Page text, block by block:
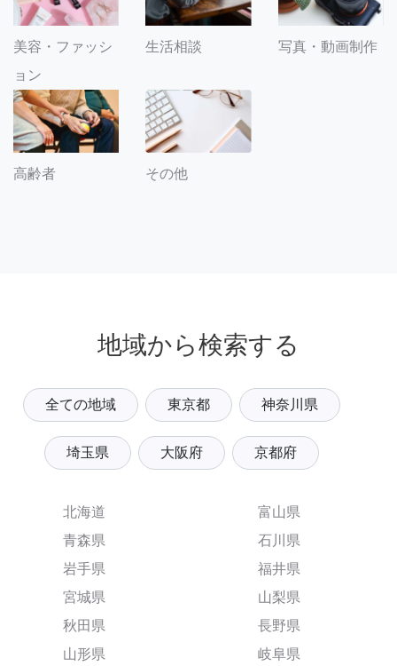
美容・ファッシ
ョン
生活相談 写真・動画制作
高齢者 その他
地域から検索する
全ての地域 東京都 神奈川県
埼玉県 大阪府 京都府
北海道
青森県
岩手県
宮城県
秋田県
山形県
富山県
石川県
福井県
山梨県
長野県
岐阜県